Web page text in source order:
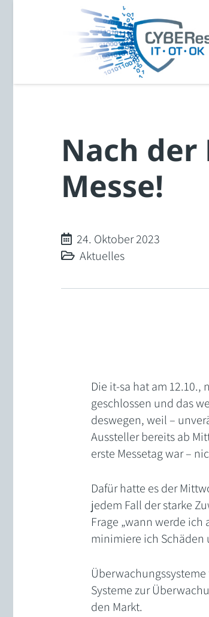
Nach der
Messe!
24. Oktober 2023
Aktuelles
Die it-sa hat am 12.10.,
geschlossen und das
deswegen, weil –
Aussteller bereits ab
erste Messetag war –
Dafür hatte es der
jedem Fall der starke
Frage „wann werde
minimiere ich Schäden
Systeme zur
den Markt.